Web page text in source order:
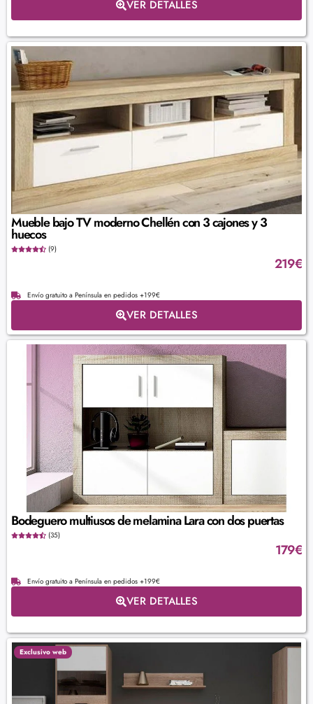
VER DETALLES
Mueble bajo TV moderno Chellén con 3 cajones y 3
huecos
(9)
219€
Envío gratuito a Península en pedidos +199€
VER DETALLES
Bodeguero multiusos de melamina Lara con dos puertas
(35)
179€
Envío gratuito a Península en pedidos +199€
VER DETALLES
Exclusivo web